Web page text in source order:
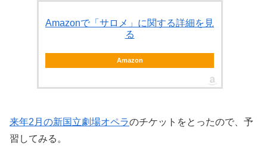
Amazonで「サロメ」に関する詳細を見
る
Amazon
来年2月の新国立劇場オペラのチケットをとったので、予
習してみる。